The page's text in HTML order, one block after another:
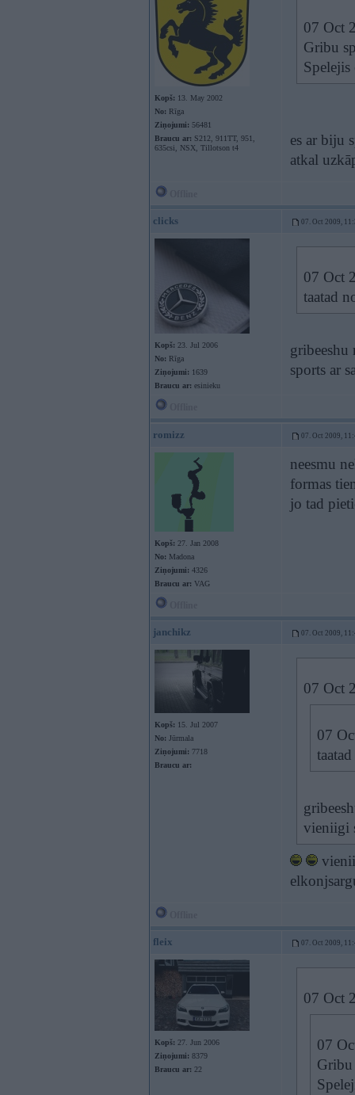
Kopš: 13. May 2002
No: Rīga
Ziņojumi: 56481
Braucu ar: S212, 911TT, 951,
635csi, NSX, Tillotson t4
07 Oct
Gribu
es ar biju
atkal
clicks 07. Oct 2009,
Kopš: 23. Jul 2006
No: Rīga
Ziņojumi: 1639
Braucu ar: esinieku
07 Oct
taatad
gribeeshu
sports ar
romizz 07. Oct 2009,
Kopš: 27. Jan 2008
No: Madona
Ziņojumi: 4326
Braucu ar: VAG
neesmu
formas
jo tad
janchikz 07. Oct 2009,
Kopš: 15. Jul 2007
No: Jūrmala
Ziņojumi: 7718
Braucu ar:
07 Oct
07
vieniigi
fleix 07. Oct 2009,
Kopš: 27. Jun 2006
Ziņojumi: 8379
Braucu ar: 22
07 Oct
07